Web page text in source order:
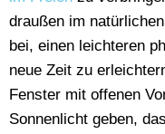
draußen im
bei, einen leichteren
neue Zeit zu
Fenster mit offenen
Sonnenlicht geben,